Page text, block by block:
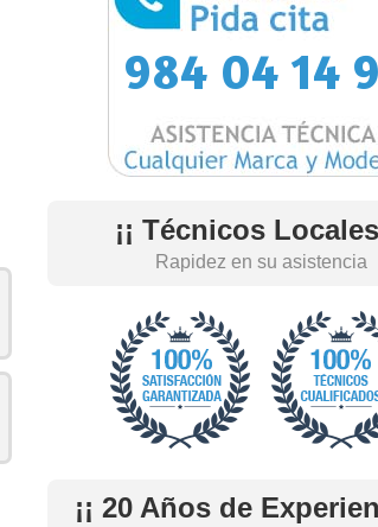
984 04 14
¡¡ Técnicos
Rapidez en su asistencia
¡¡ 20 Años de